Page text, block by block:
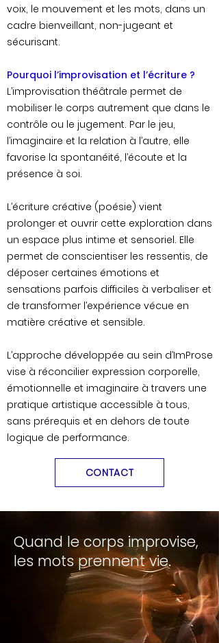
voix, le mouvement et les mots, dans un
cadre bienveillant, non-jugeant et
sécurisant.
Pourquoi l’improvisation et l’écriture ?
L’improvisation théâtrale permet de
mobiliser le corps autrement que dans le
contrôle ou le jugement. Par le jeu,
l’imaginaire et la relation à l’autre, elle
favorise la spontanéité, l’écoute et la
présence à soi.
L’écriture créative (poésie) vient
prolonger et ouvrir cette exploration dans
un espace plus intime et sensoriel. Elle
permet de conscientiser les ressentis, de
déposer certaines émotions et
sensations parfois difficiles à verbaliser et
de transformer l’expérience vécue en
matière créative et sensible.
L’approche développée au sein d’ImProse
vise à réconcilier expression corporelle,
émotionnelle et imaginaire à travers une
pratique artistique accessible à tous,
sans prérequis et en dehors de toute
logique de performance.
CONTACT
Quand le corps improvise,
les mots prennent vie.